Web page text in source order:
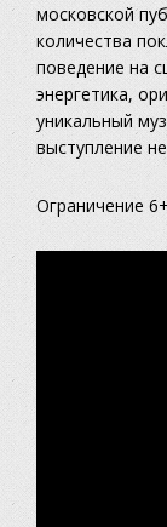
московской
количества
поведение на
энергетика,
уникальный
выступление
Ограничение 6+